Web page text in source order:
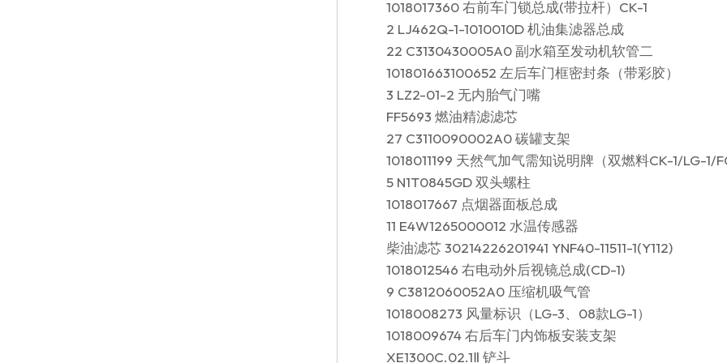
1018017360 右前车门锁总成(带拉杆）CK-1
2 LJ462Q-1-1010010D 机油集滤器总成
22 C3130430005A0 副水箱至发动机软管二
101801663100652 左后车门框密封条（带彩胶）
3 LZ2-01-2 无内胎气门嘴
FF5693 燃油精滤滤芯
27 C3110090002A0 碳罐支架
1018011199 天然气加气需知说明牌（双燃料CK-1/LG-1/
5 N1T0845GD 双头螺柱
1018017667 点烟器面板总成
11 E4W1265000012 水温传感器
柴油滤芯 30214226201941 YNF40-11511-1(Y112)
1018012546 右电动外后视镜总成(CD-1)
9 C3812060052A0 压缩机吸气管
1018008273 风量标识（LG-3、08款LG-1）
1018009674 右后车门内饰板安装支架
XE1300C.02.1Ⅱ 铲斗